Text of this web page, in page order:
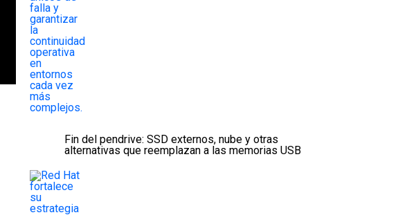
Fin del pendrive: SSD externos, nube y otras
alternativas que reemplazan a las memorias USB